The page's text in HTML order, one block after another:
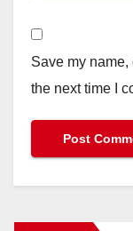
Save my
the next time I